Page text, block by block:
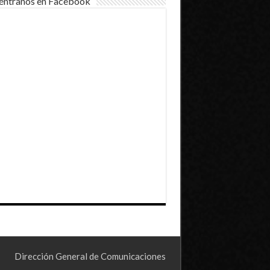
Dirección General de Comunicaciones